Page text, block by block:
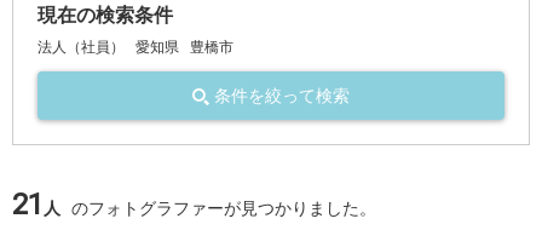
現在の検索条件
法人（社員） 愛知県 豊橋市
条件を絞って検索
21 人 のフォトグラファーが見つかりました。